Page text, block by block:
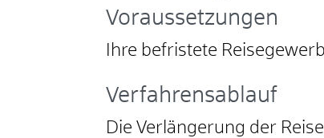
Voraussetzungen
Ihre befristete
Verfahrensablauf
Die Verlängerung der